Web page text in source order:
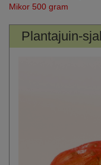
Mikor 500 gram
Plantajuin-